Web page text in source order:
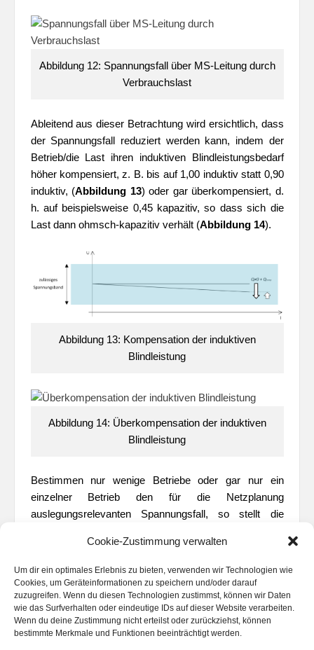
Cookie-Zustimmung verwalten
Um dir ein optimales Erlebnis zu bieten, verwenden wir Technologien wie
Cookies, um Geräteinformationen zu speichern und/oder darauf
zuzugreifen. Wenn du diesen Technologien zustimmst, können wir Daten
wie das Surfverhalten oder eindeutige IDs auf dieser Website verarbeiten.
Wenn du deine Zustimmung nicht erteilst oder zurückziehst, können
bestimmte Merkmale und Funktionen beeinträchtigt werden.
Abbildung 12: Spannungsfall über MS-Leitung durch
Verbrauchslast
Ableitend aus dieser Betrachtung wird ersichtlich, dass
der Spannungsfall reduziert werden kann, indem der
Betrieb/die Last ihren induktiven Blindleistungsbedarf
höher kompensiert, z. B. bis auf 1,00 induktiv statt 0,90
induktiv, (Abbildung 13) oder gar überkompensiert, d.
h. auf beispielsweise 0,45 kapazitiv, so dass sich die
Last dann ohmsch-kapazitiv verhält (Abbildung 14).
Abbildung 13: Kompensation der induktiven
Blindleistung
Abbildung 14: Überkompensation der induktiven
Blindleistung
Bestimmen nur wenige Betriebe oder gar nur ein
einzelner Betrieb den für die Netzplanung
auslegungsrelevanten Spannungsfall, so stellt die
Betrieben eine kostengünstige Möglichkeit dar,
Reserven im Spannungsband zu erschließen (siehe
Abbildung 15). Zusätzliche EZA können dann
angeschlossen werden, wenn infolge des entstehenden
Spannungsbandgewinnes der Sollwert am UW
entsprechend abgesenkt wird. Um die zusätzliche